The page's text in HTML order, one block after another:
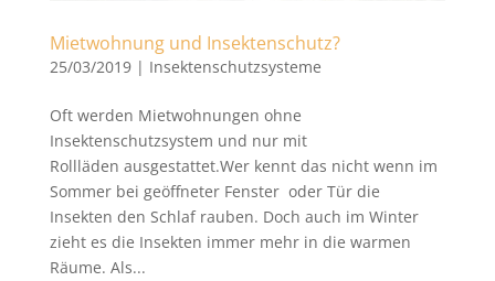
Mietwohnung und Insektenschutz?
25/03/2019| Insektenschutzsysteme
Oft werden Mietwohnungen ohne
Insektenschutzsystem und nur mit
Rollläden ausgestattet.Wer kennt das nicht wenn im
Sommer bei geöffneter Fenster oder Tür die
Insekten den Schlaf rauben. Doch auch im Winter
zieht es die Insekten immer mehr in die warmen
Räume. Als...